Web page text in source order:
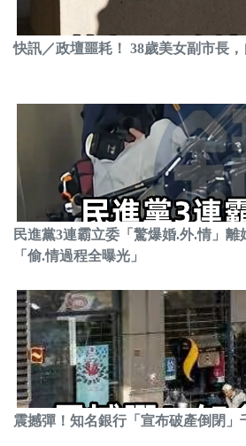
快訊／政壇噩耗！ 38歲美女副市長
民進黨3連霸立委「驚爆婚.外.情」
「偷.情過程全曝光」
震撼彈！知名銀行「宣布破產倒閉」